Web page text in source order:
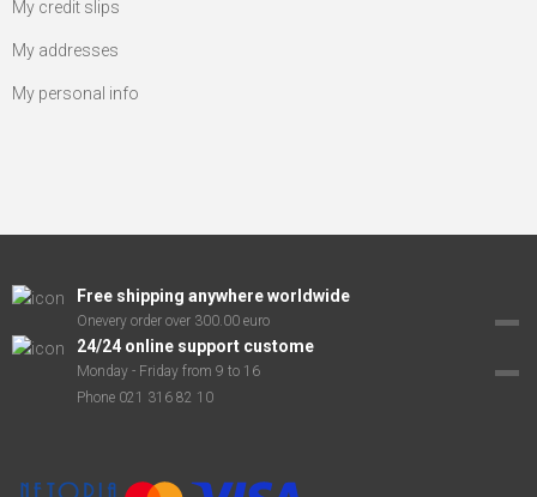
My credit slips
My addresses
My personal info
Free shipping anywhere worldwide
Onevery order over 300.00 euro
24/24 online support custome
Monday - Friday from 9 to 16
Phone 021 316 82 10